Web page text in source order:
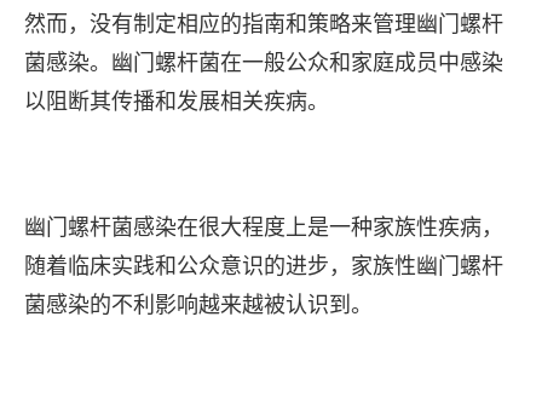
然而，没有制定相应的指南和策略来管理幽门螺杆
菌感染。幽门螺杆菌在一般公众和家庭成员中感染
以阻断其传播和发展相关疾病。
幽门螺杆菌感染在很大程度上是一种家族性疾病，
随着临床实践和公众意识的进步，家族性幽门螺杆
菌感染的不利影响越来越被认识到。